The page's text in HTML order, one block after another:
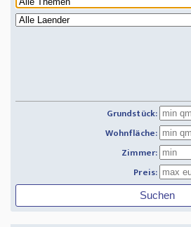
Grundstück:
Wohnfläche:
Zimmer:
Preis: